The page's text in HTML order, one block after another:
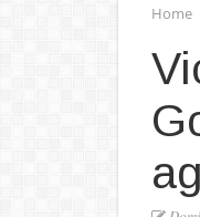
Home